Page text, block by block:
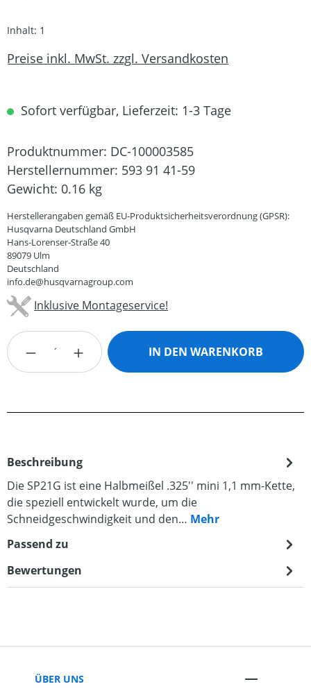
Inhalt: 1
Preise inkl. MwSt. zzgl. Versandkosten
Sofort verfügbar, Lieferzeit: 1-3 Tage
Produktnummer: DC-100003585
Herstellernummer: 593 91 41-59
Gewicht: 0.16 kg
Herstellerangaben gemäß EU-Produktsicherheitsverordnung (GPSR):
Husqvarna Deutschland GmbH
Hans-Lorenser-Straße 40
89079 Ulm
Deutschland
info.de@husqvarnagroup.com
Inklusive Montageservice!
Produkt Anzahl: Gib den gewünschten
IN DEN WARENKORB
Beschreibung
Die SP21G ist eine Halbmeißel .325'' mini 1,1 mm-Kette,
die speziell entwickelt wurde, um die
Schneidgeschwindigkeit und den… Mehr
Passend zu
Bewertungen
ÜBER UNS